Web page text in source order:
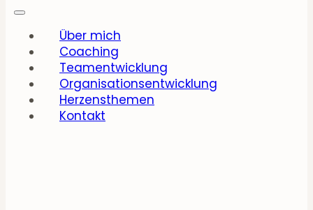
Über mich
Coaching
Teamentwicklung
Organisationsentwicklung
Herzensthemen
Kontakt